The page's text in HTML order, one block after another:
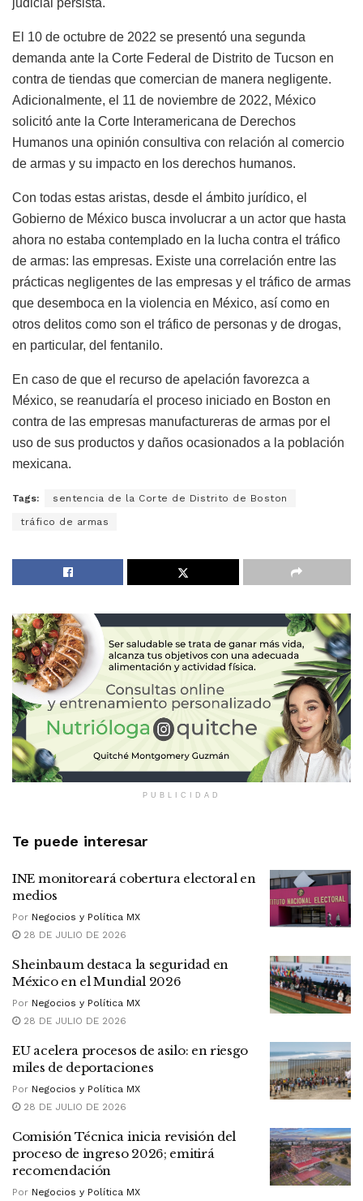
judicial persista.
El 10 de octubre de 2022 se presentó una segunda
demanda ante la Corte Federal de Distrito de Tucson en
contra de tiendas que comercian de manera negligente.
Adicionalmente, el 11 de noviembre de 2022, México
solicitó ante la Corte Interamericana de Derechos
Humanos una opinión consultiva con relación al comercio
de armas y su impacto en los derechos humanos.
Con todas estas aristas, desde el ámbito jurídico, el
Gobierno de México busca involucrar a un actor que hasta
ahora no estaba contemplado en la lucha contra el tráfico
de armas: las empresas. Existe una correlación entre las
prácticas negligentes de las empresas y el tráfico de armas
que desemboca en la violencia en México, así como en
otros delitos como son el tráfico de personas y de drogas,
en particular, del fentanilo.
En caso de que el recurso de apelación favorezca a
México, se reanudaría el proceso iniciado en Boston en
contra de las empresas manufactureras de armas por el
uso de sus productos y daños ocasionados a la población
mexicana.
Tags: sentencia de la Corte de Distrito de Boston
tráfico de armas
PUBLICIDAD
Te puede interesar
INE monitoreará cobertura electoral en
medios
Por Negocios y Política MX
28 DE JULIO DE 2026
Sheinbaum destaca la seguridad en
México en el Mundial 2026
Por Negocios y Política MX
28 DE JULIO DE 2026
EU acelera procesos de asilo: en riesgo
miles de deportaciones
Por Negocios y Política MX
28 DE JULIO DE 2026
Comisión Técnica inicia revisión del
proceso de ingreso 2026; emitirá
recomendación
Por Negocios y Política MX